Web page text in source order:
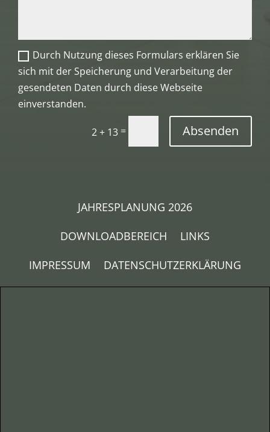
Durch Nutzung dieses Formulars erklären Sie
sich mit der Speicherung und Verarbeitung der
gesendeten Daten durch diese Webseite
einverstanden.
2 + 13 = Absenden
JAHRESPLANUNG 2026
DOWNLOADBEREICH
LINKS
IMPRESSUM
DATENSCHUTZERKLÄRUNG